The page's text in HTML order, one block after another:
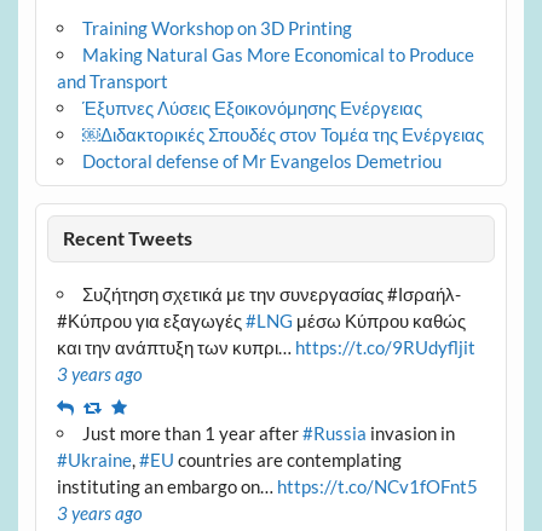
Training Workshop on 3D Printing
Making Natural Gas More Economical to Produce
and Transport
Έξυπνες Λύσεις Εξοικονόμησης Ενέργειας
￼Διδακτορικές Σπουδές στον Τομέα της Ενέργειας
Doctoral defense of Mr Evangelos Demetriou
Recent Tweets
Συζήτηση σχετικά με την συνεργασίας #Ισραήλ-
#Κύπρου για εξαγωγές#LNG μέσω Κύπρου καθώς
και την ανάπτυξη των κυπρι… https://t.co/9RUdyfljit
3 years ago
ReplyRetweet
Favourite
Just more than 1 year after#Russia invasion in
#Ukraine,#EU countries are contemplating
instituting an embargo on… https://t.co/NCv1fOFnt5
3 years ago